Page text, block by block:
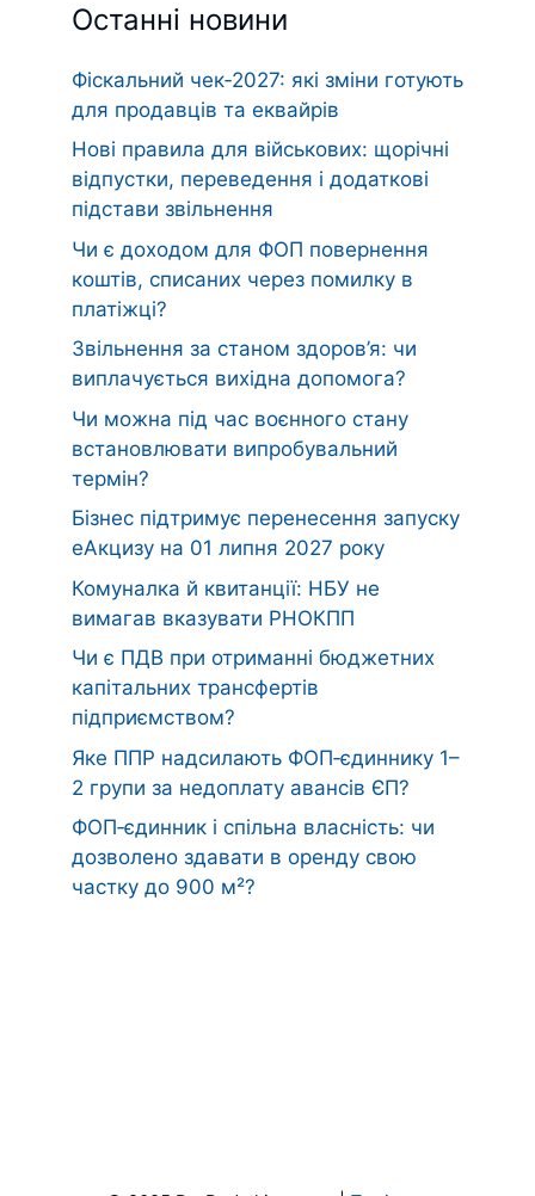
Останні новини
Фіскальний чек‑2027: які зміни готують
для продавців та еквайрів
Нові правила для військових: щорічні
відпустки, переведення і додаткові
підстави звільнення
Чи є доходом для ФОП повернення
коштів, списаних через помилку в
платіжці?
Звільнення за станом здоров’я: чи
виплачується вихідна допомога?
Чи можна під час воєнного стану
встановлювати випробувальний
термін?
Бізнес підтримує перенесення запуску
еАкцизу на 01 липня 2027 року
Комуналка й квитанції: НБУ не
вимагав вказувати РНОКПП
Чи є ПДВ при отриманні бюджетних
капітальних трансфертів
підприємством?
Яке ППР надсилають ФОП‑єдиннику 1–
2 групи за недоплату авансів ЄП?
ФОП‑єдинник і спільна власність: чи
дозволено здавати в оренду свою
частку до 900 м²?